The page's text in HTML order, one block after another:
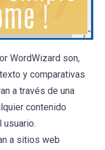
WordWizard son,
y comparativas
a través de una
contenido
a sitios web